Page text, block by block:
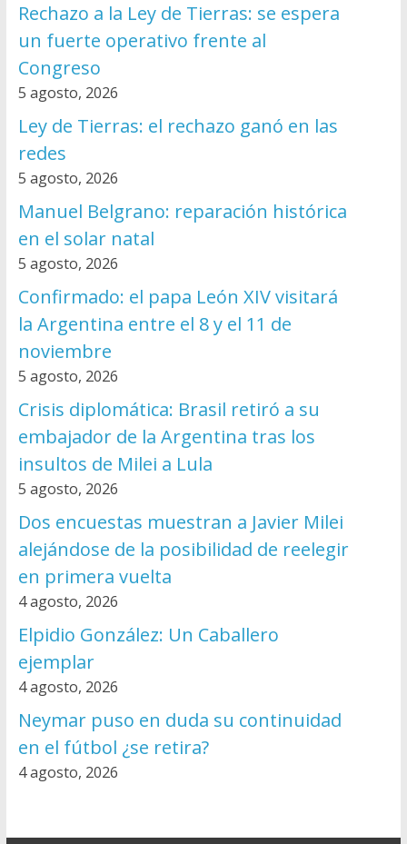
Rechazo a la Ley de Tierras: se espera
un fuerte operativo frente al
Congreso
5 agosto, 2026
Ley de Tierras: el rechazo ganó en las
redes
5 agosto, 2026
Manuel Belgrano: reparación histórica
en el solar natal
5 agosto, 2026
Confirmado: el papa León XIV visitará
la Argentina entre el 8 y el 11 de
noviembre
5 agosto, 2026
Crisis diplomática: Brasil retiró a su
embajador de la Argentina tras los
insultos de Milei a Lula
5 agosto, 2026
Dos encuestas muestran a Javier Milei
alejándose de la posibilidad de reelegir
en primera vuelta
4 agosto, 2026
Elpidio González: Un Caballero
ejemplar
4 agosto, 2026
Neymar puso en duda su continuidad
en el fútbol ¿se retira?
4 agosto, 2026